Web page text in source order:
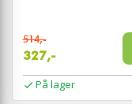
514,-
327,-
På lager